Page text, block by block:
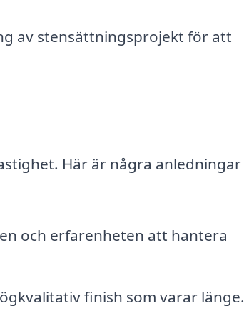
av stensättningsprojekt för att
Här är några anledningar
och erfarenheten att hantera
finish som varar länge.